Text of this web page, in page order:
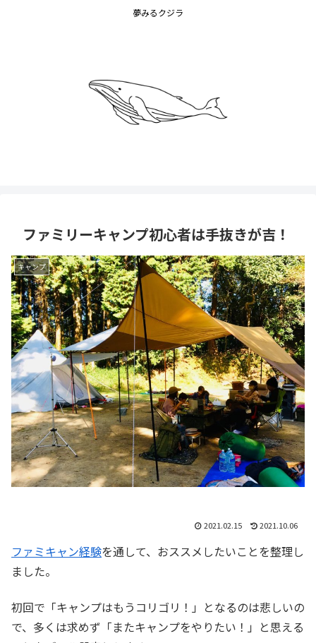
夢みるクジラ
ファミリーキャンプ初心者は手抜きが吉！
キャンプ
2021.02.15 2021.10.06
ファミキャン経験を通して、おススメしたいことを整理し
ました。
初回で「キャンプはもうコリゴリ！」となるのは悲しいの
で、多くは求めず「またキャンプをやりたい！」と思える